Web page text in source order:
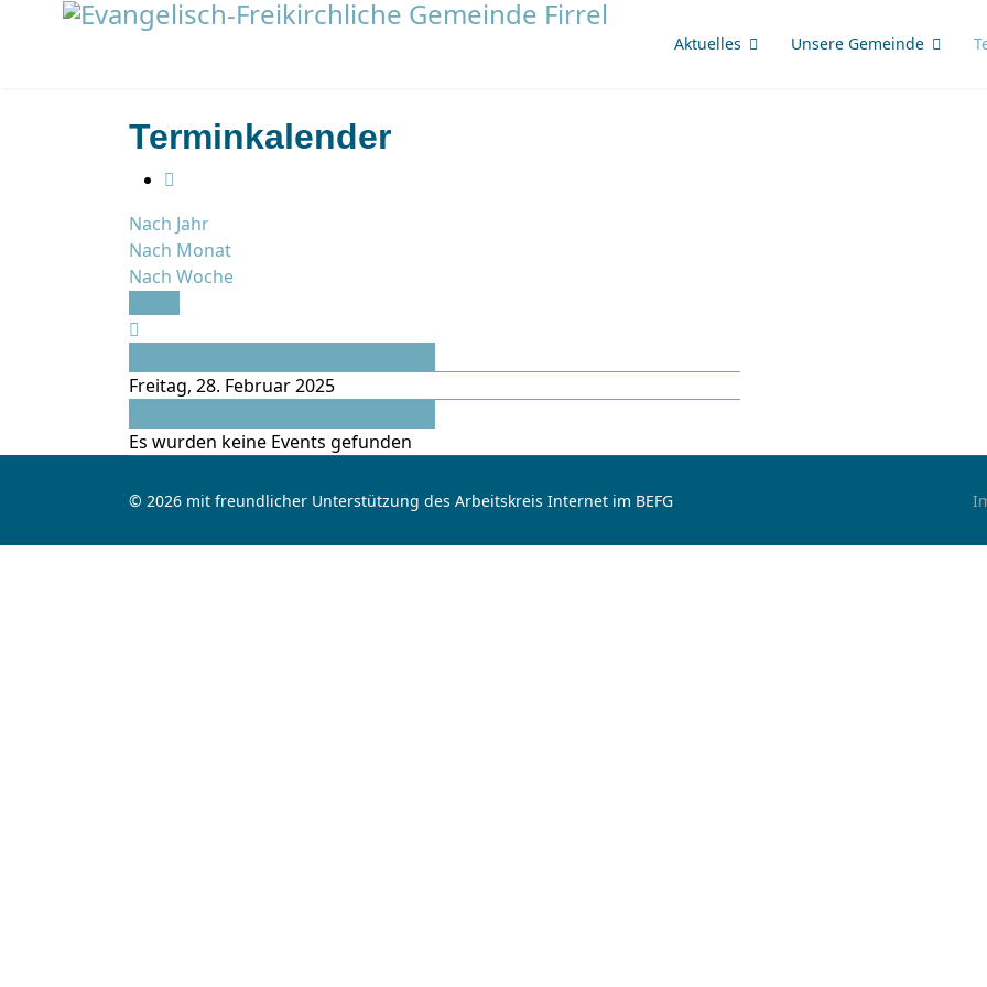
Aktuelles Unsere Gemeinde
Terminkalender
Nach Jahr
Nach Monat
Nach Woche
Freitag, 28. Februar 2025
Es wurden keine Events gefunden
© 2026 mit freundlicher Unterstützung des Arbeitskreis Internet im BEFG